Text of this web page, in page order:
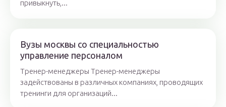
привыкнуть,...
Вузы москвы со специальностью
управление персоналом
Тренер-менеджеры Тренер-менеджеры
задействованы в различных компаниях, проводящих
тренинги для организаций...